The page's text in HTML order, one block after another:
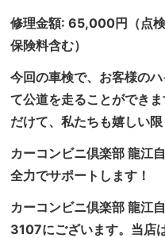
修理金額: 65,000円（点
保険料含む）
今回の車検で、お客様の
て公道を走ることができ
だけて、私たちも嬉しい限
カーコンビニ倶楽部 龍江
全力でサポートします！
カーコンビニ倶楽部 龍江
3107にございます。当店